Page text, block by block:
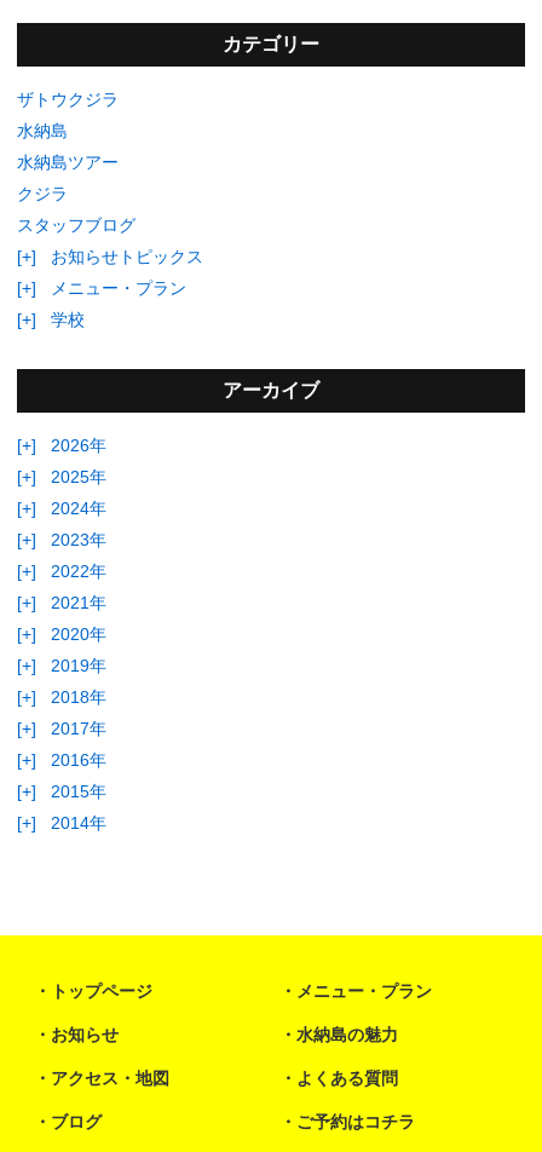
カテゴリー
ザトウクジラ
水納島
水納島ツアー
クジラ
スタッフブログ
[+]
お知らせトピックス
[+]
メニュー・プラン
[+]
学校
アーカイブ
[+]
2026年
[+]
2025年
[+]
2024年
[+]
2023年
[+]
2022年
[+]
2021年
[+]
2020年
[+]
2019年
[+]
2018年
[+]
2017年
[+]
2016年
[+]
2015年
[+]
2014年
トップページ メニュー・プラン
お知らせ 水納島の魅力
アクセス・地図 よくある質問
ブログ ご予約はコチラ